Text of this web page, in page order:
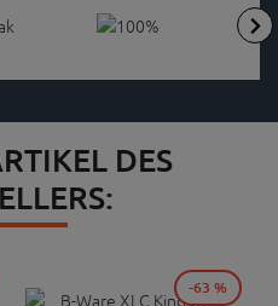
DES
-63 %